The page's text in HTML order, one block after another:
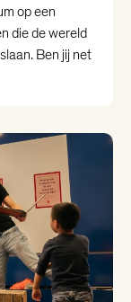
op een
die de wereld
Ben jij net